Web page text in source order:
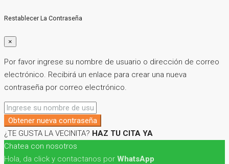
Restablecer La Contraseña
×
Por favor ingrese su nombre de usuario o dirección de correo
electrónico. Recibirá un enlace para crear una nueva
contraseña por correo electrónico.
Obtener nueva contraseña
¿TE GUSTA LA VECINITA? HAZ TU CITA YA
Chatea con nosotros
Hola, da click y contactanos por WhatsApp